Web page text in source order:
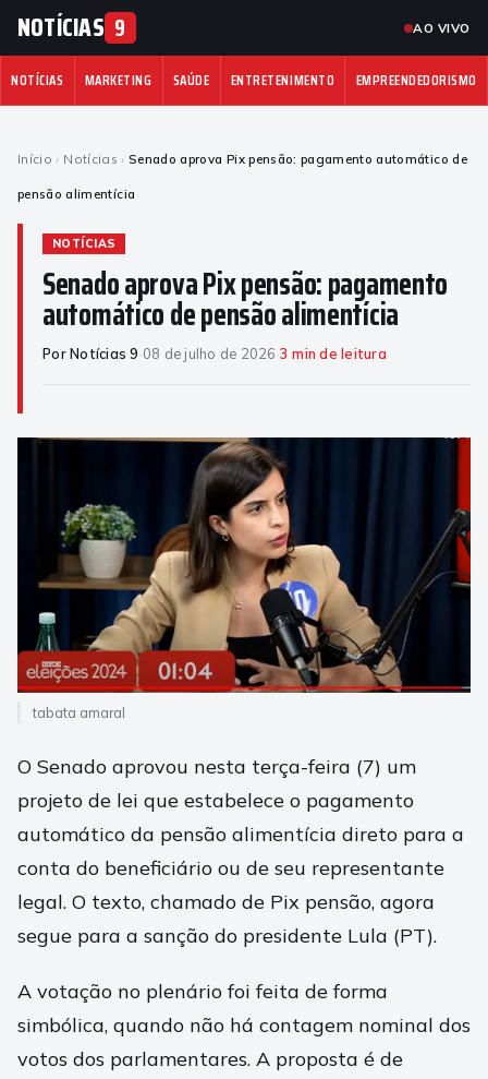
NOTÍCIAS 9 AO VIVO
NOTÍCIAS MARKETING SAÚDE ENTRETENIMENTO EMPREENDEDORISMO
Início › Notícias › Senado aprova Pix pensão: pagamento automático de
pensão alimentícia
NOTÍCIAS
Senado aprova Pix pensão: pagamento
automático de pensão alimentícia
Por Notícias 9·08 de julho de 2026·3 min de leitura
tabata amaral
O Senado aprovou nesta terça-feira (7) um
projeto de lei que estabelece o pagamento
automático da pensão alimentícia direto para a
conta do beneficiário ou de seu representante
legal. O texto, chamado de Pix pensão, agora
segue para a sanção do presidente Lula (PT).
A votação no plenário foi feita de forma
simbólica, quando não há contagem nominal dos
votos dos parlamentares. A proposta é de